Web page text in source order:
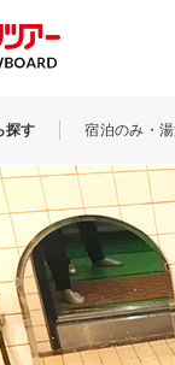
探す 宿泊のみ・